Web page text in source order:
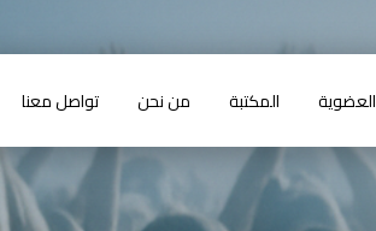
العضوية المكتبة من نحن تواصل معنا